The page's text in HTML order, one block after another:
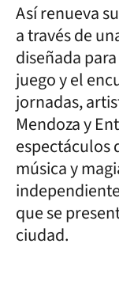
Así renueva
a través de
diseñada
juego y el
jornadas,
Mendoza y
espectáculos
música y
que se
ciudad.